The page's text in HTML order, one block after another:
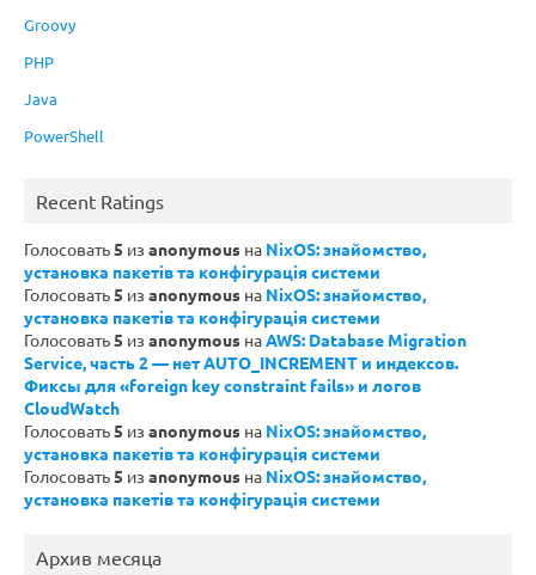
Groovy
PHP
Java
PowerShell
Recent Ratings
Голосовать5 из anonymous на NixOS: знайомство,
установка пакетів та конфігурація системи
Голосовать5 из anonymous на NixOS: знайомство,
установка пакетів та конфігурація системи
Голосовать5 из anonymous наAWS: Database Migration
Service, часть 2 — нет AUTO_INCREMENT и индексов.
Фиксы для «foreign key constraint fails» и логов
CloudWatch
Голосовать5 из anonymous на NixOS: знайомство,
установка пакетів та конфігурація системи
Голосовать5 из anonymous на NixOS: знайомство,
установка пакетів та конфігурація системи
Архив месяца